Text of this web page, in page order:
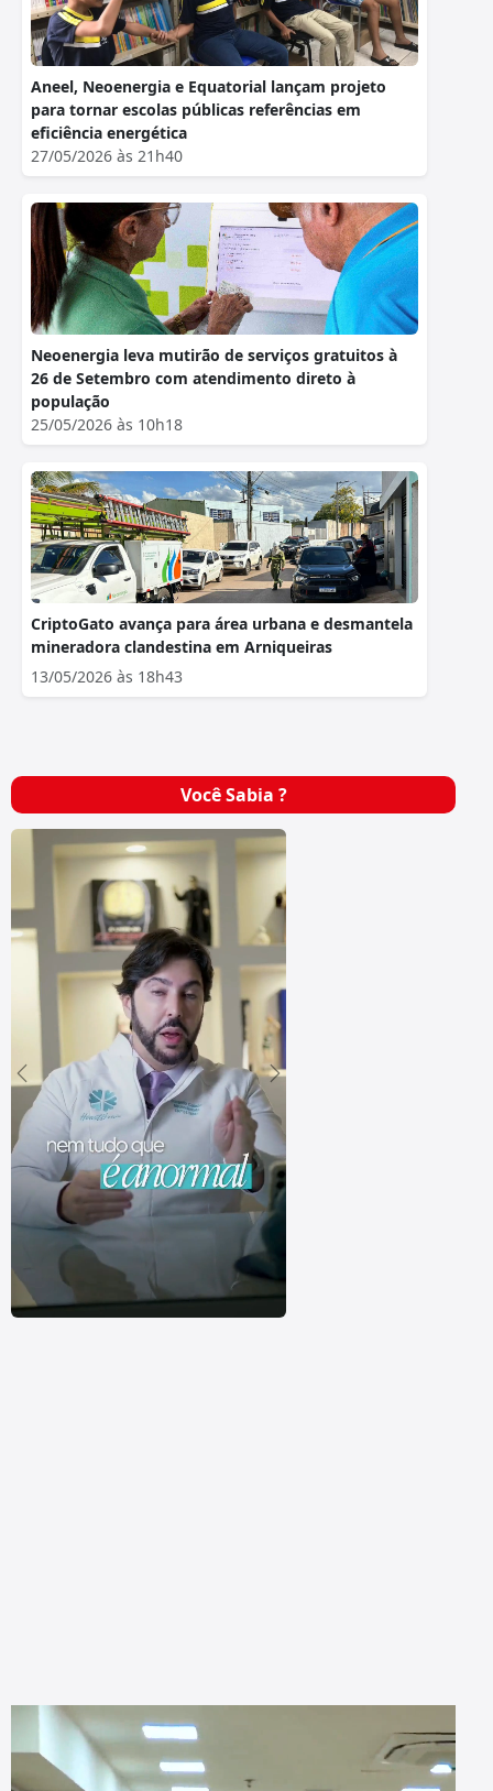
Aneel, Neoenergia e Equatorial lançam projeto
para tornar escolas públicas referências em
eficiência energética
27/05/2026 às 21h40
Neoenergia leva mutirão de serviços gratuitos à
26 de Setembro com atendimento direto à
população
25/05/2026 às 10h18
CriptoGato avança para área urbana e desmantela
mineradora clandestina em Arniqueiras
13/05/2026 às 18h43
Você Sabia ?